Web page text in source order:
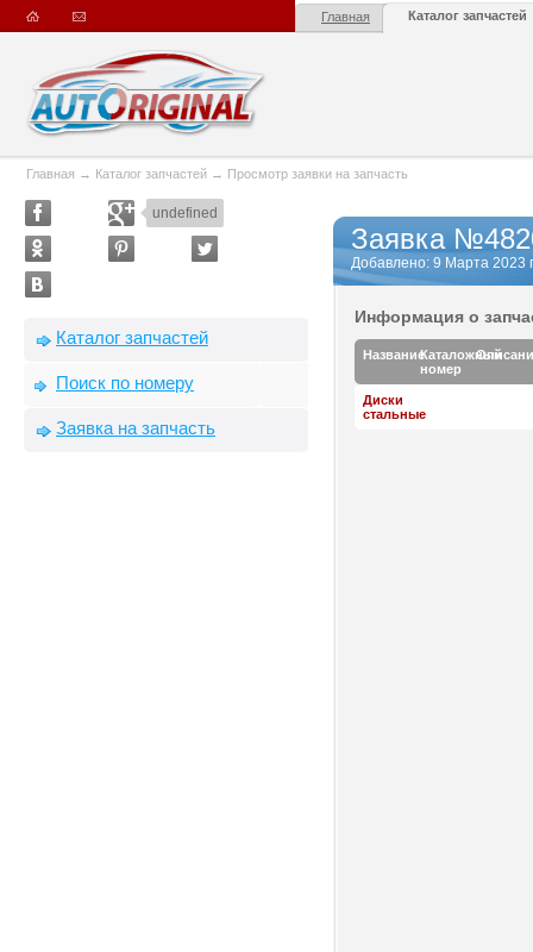
Главная Каталог запчастей
Главная → Каталог запчастей → Просмотр заявки на запчасть
undefined
Каталог запчастей
Поиск по номеру
Заявка на запчасть
Заявка
Добавлено: 9 Марта 2023
Информация о
НазваниеКаталожный
номер
Диски
стальные